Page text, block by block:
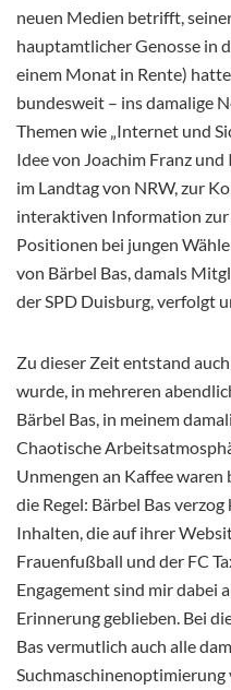
neuen Medien betrifft,
hauptamtlicher Genosse in
einem Monat in Rente)
bundesweit – ins damalige
Themen wie „Internet und
Idee von Joachim Franz
im Landtag von NRW, zur
interaktiven Information zur
Positionen bei jungen
von Bärbel Bas, damals
der SPD Duisburg, verfolgt
Zu dieser Zeit entstand
wurde, in mehreren
Bärbel Bas, in meinem
Chaotische
Unmengen an Kaffee
die Regel: Bärbel Bas
Inhalten, die auf ihrer
Frauenfußball und der FC
Engagement sind mir dabei
Erinnerung geblieben. Bei
Bas vermutlich auch alle